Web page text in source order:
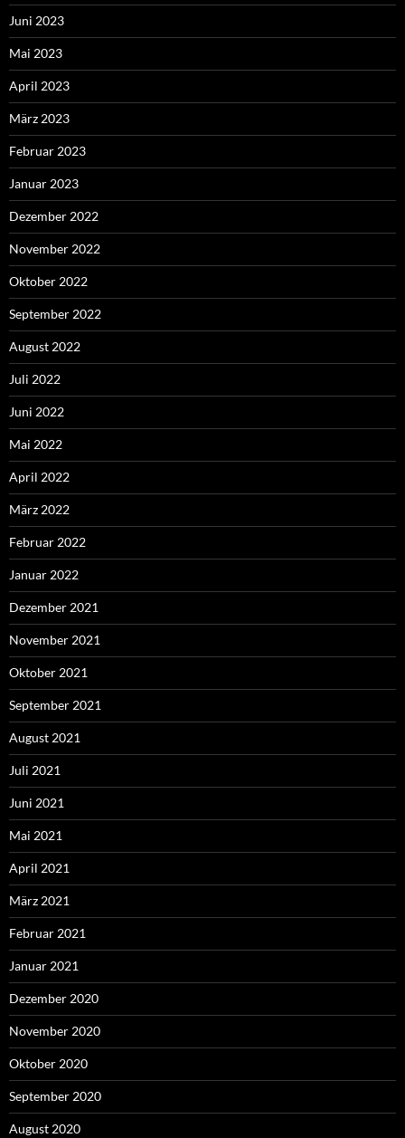
Juni 2023
Mai 2023
April 2023
März 2023
Februar 2023
Januar 2023
Dezember 2022
November 2022
Oktober 2022
September 2022
August 2022
Juli 2022
Juni 2022
Mai 2022
April 2022
März 2022
Februar 2022
Januar 2022
Dezember 2021
November 2021
Oktober 2021
September 2021
August 2021
Juli 2021
Juni 2021
Mai 2021
April 2021
März 2021
Februar 2021
Januar 2021
Dezember 2020
November 2020
Oktober 2020
September 2020
August 2020